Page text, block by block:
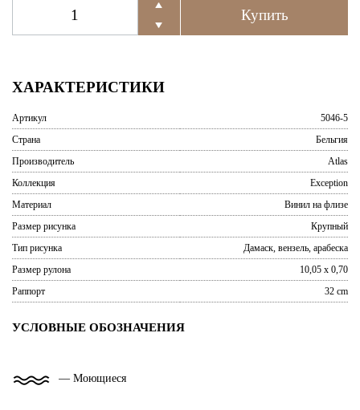
ХАРАКТЕРИСТИКИ
Артикул
5046-5
Страна
Бельгия
Производитель
Atlas
Коллекция
Exception
Материал
Винил на флизе
Размер рисунка
Крупный
Тип рисунка
Дамаск, вензель, арабеска
Размер рулона
10,05 x 0,70
Раппорт
32 cm
УСЛОВНЫЕ ОБОЗНАЧЕНИЯ
— Моющиеся